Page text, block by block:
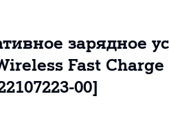
зарядное
Fast
00]